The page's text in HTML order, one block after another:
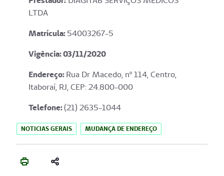
LTDA
Matrícula:54003267-5
Vigência: 03/11/2020
Endereço:Rua Dr Macedo, nº 114, Centro,
Itaboraí, RJ, CEP: 24.800-000
Telefone:(21) 2635-1044
NOTICIAS GERAIS MUDANÇA DE ENDEREÇO